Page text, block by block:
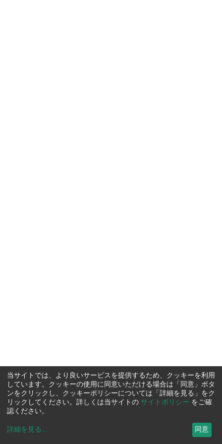
当サイトでは、より良いサービスを提供するため、クッキーを利用
しています。クッキーの使用に同意いただける場合は「同意」ボタ
ンをクリックし、クッキーポリシーについては「詳細を見る」をク
リックしてください。詳しくは当サイトの サイトポリシー をご確
認ください。
詳細を見る ... 同意